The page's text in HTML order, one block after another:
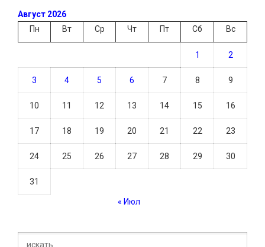
Август 2026
Пн
Вт Ср Чт Пт Сб Вс
1 2
3 4 5 6 7 8 9
10 11 12 13 14 15 16
17 18 19 20 21 22 23
24 25 26 27 28 29 30
31
« Июл